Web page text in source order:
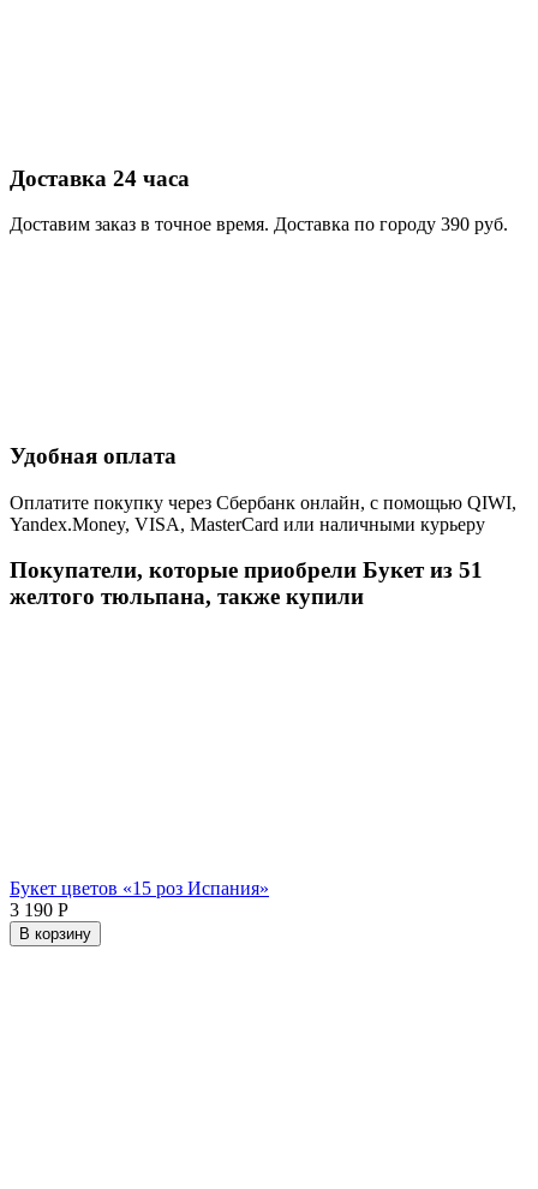
Доставка 24 часа
Доставим заказ в точное время. Доставка по городу 390 руб.
Удобная оплата
Оплатите покупку через Сбербанк онлайн, с помощью QIWI,
Yandex.Money, VISA, MasterCard или наличными курьеру
Покупатели, которые приобрели Букет из 51
желтого тюльпана, также купили
Букет цветов «15 роз Испания»
3 190 Р
В корзину